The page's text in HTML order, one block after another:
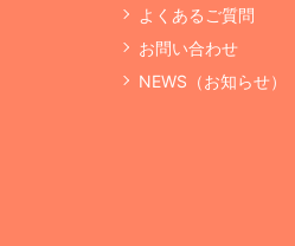
よくあるご質問
お問い合わせ
NEWS（お知らせ）